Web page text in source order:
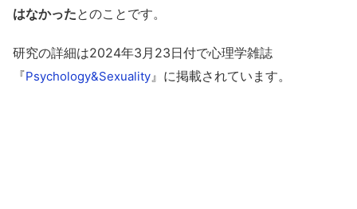
はなかったとのことです。
研究の詳細は2024年3月23日付で心理学雑誌
『Psychology&Sexuality』に掲載されています。